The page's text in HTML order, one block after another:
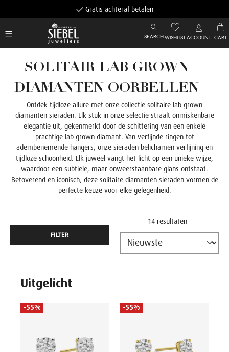
Gratis achteraf betalen
SEARCHWISHLISTACCOUNT CART
SOLITAIR LAB GROWN
DIAMANTEN OORBELLEN
Ontdek tijdloze allure met onze collectie solitaire lab grown
diamanten sieraden. Elk stuk in onze selectie straalt onmiskenbare
elegantie uit, gekenmerkt door de schittering van een enkele
prachtige lab grown diamant. Van verfijnde ringen tot
adembenemende hangers, onze sieraden belichamen verfijning en
tijdloze schoonheid. Elk juweel vangt het licht op een unieke wijze,
waardoor een subtiele, maar onweerstaanbare glans ontstaat.
Betoverend en iconisch, deze solitaire diamanten sieraden vormen de
perfecte keuze voor elke gelegenheid.
FILTER
14 resultaten
Uitgelicht
-55% -55%